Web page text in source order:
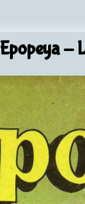
Epopeya-